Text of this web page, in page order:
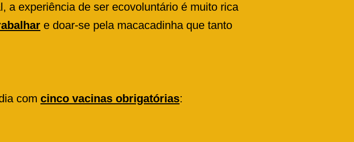
a experiência de ser ecovoluntário é muito rica
e doar-se pela macacadinha que tanto
com cinco vacinas obrigatórias: